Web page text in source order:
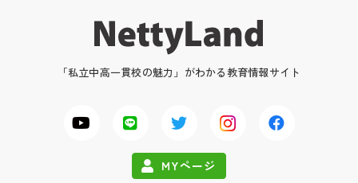
「私立中高一貫校の魅力」がわかる教育情報サイト
MYページ